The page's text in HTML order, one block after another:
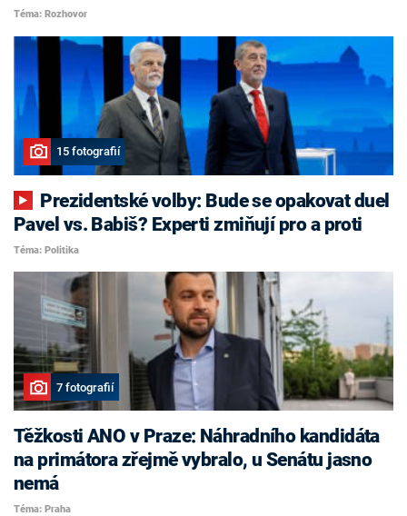
Téma: Rozhovor
15 fotografií
Pavel vs. Babiš? Experti zmiňují pro a proti
Téma: Politika
7 fotografií
Těžkosti ANO v Praze: Náhradního kandidáta
na primátora zřejmě vybralo, u Senátu jasno
nemá
Téma: Praha